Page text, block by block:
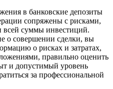
в банковские депозиты
сопряжены с рисками,
всей суммы инвестиций.
о совершении сделки, вы
о рисках и затратах,
правильно оценить
и допустимый уровень
за профессиональной